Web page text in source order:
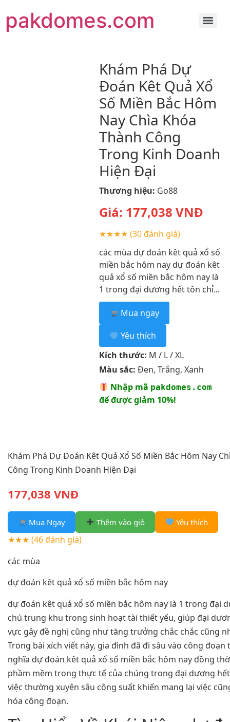
pakdomes.com
Khám Phá Dự
Đoán Kêt Quả Xổ
Số Miền Bắc Hôm
Nay Chìa Khóa
Thành Công
Trong Kinh Doanh
Hiện Đại
Thương hiệu: Go88
Giá: 177,038 VNĐ
★★★★ (30 đánh giá)
các mùa dự đoán kêt quả xổ số
miền bắc hôm nay dự đoán kêt
quả xổ số miền bắc hôm nay là
1 trong đại dương hết tôn chỉ...
Mua ngay
Yêu thích
Kích thước: M / L / XL
Màu sắc: Đen, Trắng, Xanh
Nhập mã pakdomes.com
để được giảm 10%!
Khám Phá Dự Đoán Kêt Quả Xổ Số Miền Bắc Hôm Nay
Công Trong Kinh Doanh Hiện Đại
177,038 VNĐ
Mua Ngay Thêm vào giỏ Yêu thích
★★★ (46 đánh giá)
các mùa
dự đoán kêt quả xổ số miền bắc hôm nay
dự đoán kêt quả xổ số miền bắc hôm nay là 1 trong đại
chú trung khu trong sinh hoạt tài thiết yếu, giúp đại
vực gây đề nghị cũng như tăng trưởng chắc chắc cũng
Trong bài xích viết này, gia đình đã đi sâu vào công đoạn
nghĩa dự đoán kêt quả xổ số miền bắc hôm nay đồng
phầm mềm trong thực tế của chúng trong đại dương
việc thường xuyên sâu công suất khiến mang lại việc
hóa công đoạn.